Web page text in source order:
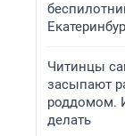
Читинцы
засыпают
роддомом.
делать